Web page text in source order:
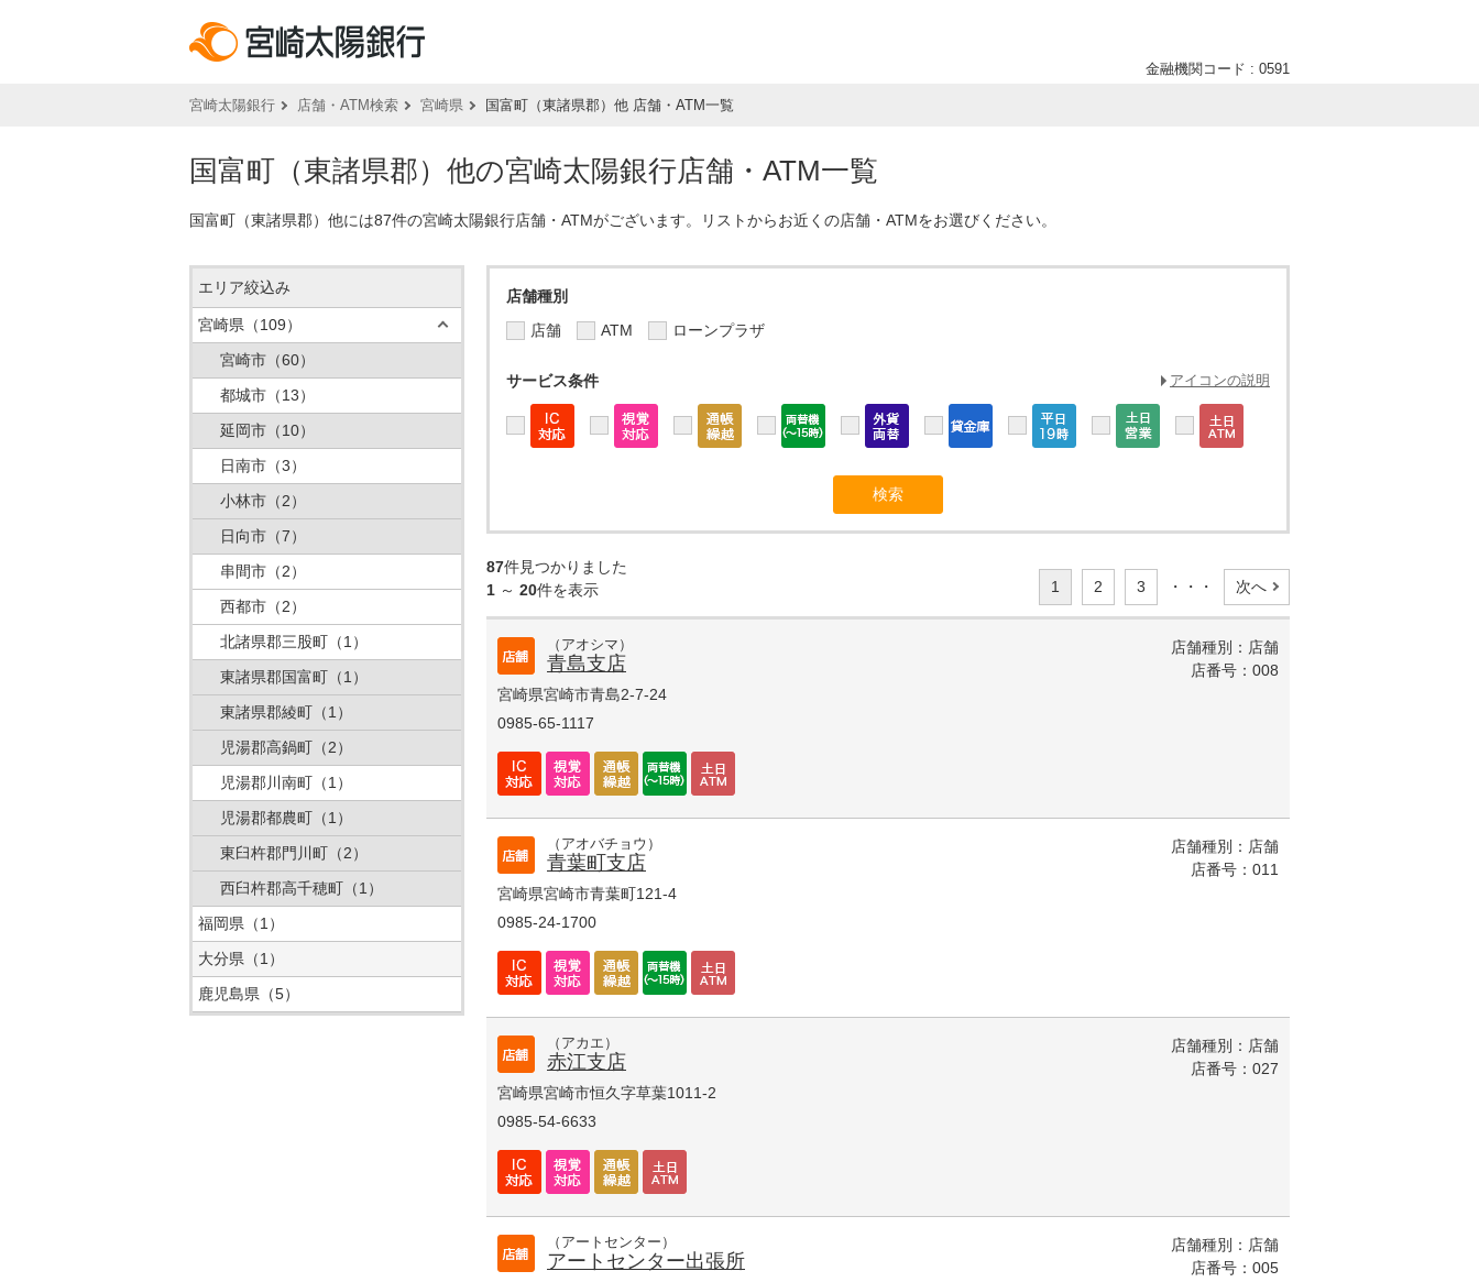
金融機関コード : 0591
宮崎太陽銀行 店舗・ATM検索 宮崎県 国富町（東諸県郡）他 店舗・ATM一覧
国富町（東諸県郡）他の宮崎太陽銀行店舗・ATM一覧
国富町（東諸県郡）他には87件の宮崎太陽銀行店舗・ATMがございます。リストからお近くの店舗・ATMをお選びください。
店舗種別
店舗
ATM ローンプラザ
サービス条件 アイコンの説明
87件見つかりました
1 ～ 20件を表示 1 2 3 ・・・ 次へ
（アオシマ）
青島支店
宮崎県宮崎市青島2-7-24
0985-65-1117
店舗種別：店舗
店番号：008
（アオバチョウ）
青葉町支店
宮崎県宮崎市青葉町121-4
0985-24-1700
店舗種別：店舗
店番号：011
（アカエ）
赤江支店
宮崎県宮崎市恒久字草葉1011-2
0985-54-6633
店舗種別：店舗
店番号：027
（アートセンター）
アートセンター出張所
店舗種別：店舗
店番号：005
エリア絞込み
宮崎県 （109）
宮崎市 （60）
都城市 （13）
延岡市 （10）
日南市 （3）
小林市 （2）
日向市 （7）
串間市 （2）
西都市 （2）
北諸県郡三股町 （1）
東諸県郡国富町 （1）
東諸県郡綾町 （1）
児湯郡高鍋町 （2）
児湯郡川南町 （1）
児湯郡都農町 （1）
東臼杵郡門川町 （2）
西臼杵郡高千穂町 （1）
福岡県 （1）
大分県 （1）
鹿児島県 （5）